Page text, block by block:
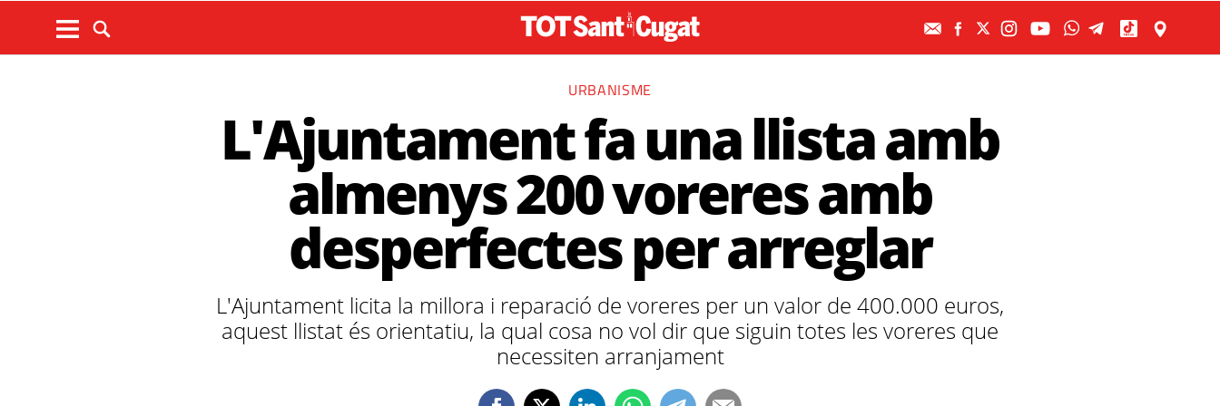
URBANISME
L'Ajuntament fa una llista amb
almenys 200 voreres amb
desperfectes per arreglar
L'Ajuntament licita la millora i reparació de voreres per un valor de 400.000 euros,
aquest llistat és orientatiu, la qual cosa no vol dir que siguin totes les voreres que
necessiten arranjament